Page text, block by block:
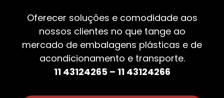
Oferecer soluções e comodidade aos
nossos clientes no que tange ao
mercado de embalagens plásticas e de
acondicionamento e transporte.
11 43124265 – 11 43124266